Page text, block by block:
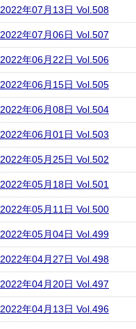
2022年07月13日 Vol.508
2022年07月06日 Vol.507
2022年06月22日 Vol.506
2022年06月15日 Vol.505
2022年06月08日 Vol.504
2022年06月01日 Vol.503
2022年05月25日 Vol.502
2022年05月18日 Vol.501
2022年05月11日 Vol.500
2022年05月04日 Vol.499
2022年04月27日 Vol.498
2022年04月20日 Vol.497
2022年04月13日 Vol.496